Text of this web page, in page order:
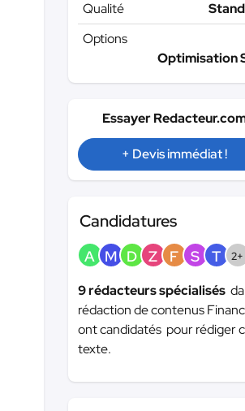
Qualité
Options
Optimisation
Essayer
+ Devis immédiat !
Candidatures
A M D Z F S T 2+
9 rédacteurs spécialisés
rédaction de contenus
ont candidatés pour rédiger
texte.